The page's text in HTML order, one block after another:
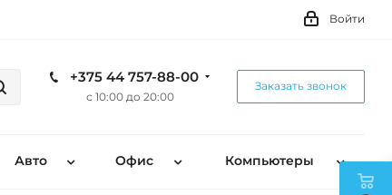
Войти
+375 44 757-88-00
с 10:00 до 20:00
Заказать звонок
Авто Офис Компьютеры